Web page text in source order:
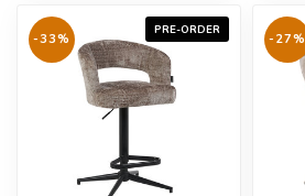
PRE-ORDER
-33% -27%